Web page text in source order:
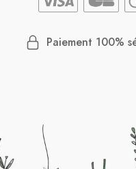
Paiement 100%